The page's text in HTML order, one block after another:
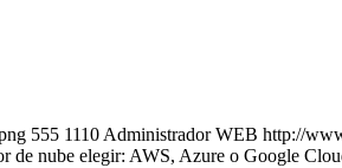
555 1110Administrador WEB http://
de nube elegir: AWS, Azure o Google